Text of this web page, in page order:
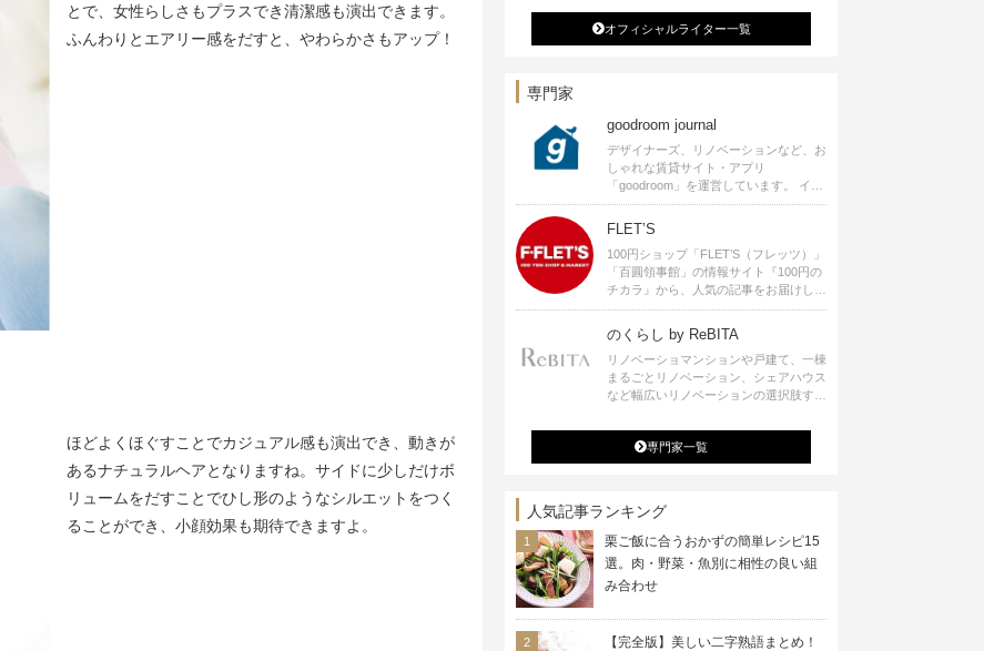
とで、女性らしさもプラスでき清潔感も演出できます。
ふんわりとエアリー感をだすと、やわらかさもアップ！
ほどよくほぐすことでカジュアル感も演出でき、動きが
あるナチュラルヘアとなりますね。サイドに少しだけボ
リュームをだすことでひし形のようなシルエットをつく
ることができ、小顔効果も期待できますよ。
発信中。 著書 なつめさんちの新しい
のになつかしいアンティークな部屋つく
り 雑誌掲載・TV出演・コラム執筆・
オフィシャルライター一覧
専門家
goodroom journal
デザイナーズ、リノベーションなど、お
しゃれな賃貸サイト・アプリ
「goodroom」を運営しています。 イン
テリアや、ひとり暮らし、ふたり暮らし
のアイディアなど、賃貸でも自分らしい
暮らしを楽しむためのヒントをお届けし
ます。
FLET’S
100円ショップ「FLET’S（フレッツ）」
「百圓領事館」の情報サイト『100円の
チカラ』から、人気の記事をお届けしま
す。
のくらし by ReBITA
リノベーショマンションや戸建て、一棟
まるごとリノベーション、シェアハウス
など幅広いリノベーションの選択肢すべ
ジ・シェアスペースなど、「住む」だけ
ではなく「働く」「遊ぶ」「学ぶ」「旅
する」といった領域でも、暮らしや生き
専門家一覧
人気記事ランキング
栗ご飯に合うおかずの簡単レシピ15
選。肉・野菜・魚別に相性の良い組
み合わせ
【完全版】美しい二字熟語まとめ！